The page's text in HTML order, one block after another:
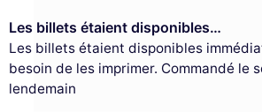
Les billets étaient disponibles…
Les billets étaient disponibles
besoin de les imprimer. Commandé le
lendemain